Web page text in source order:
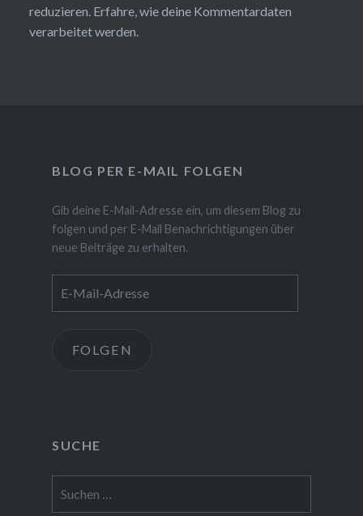
reduzieren. Erfahre, wie deine Kommentardaten
verarbeitet werden.
BLOG PER E-MAIL FOLGEN
Gib deine E-Mail-Adresse ein, um diesem Blog zu
folgen und per E-Mail Benachrichtigungen über
neue Beiträge zu erhalten.
Mail-
FOLGEN
SUCHE
nach: